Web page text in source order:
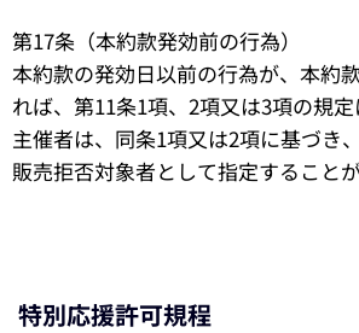
第17条（本約款発効前の行為）
本約款の発効日以前の行為が、本約
れば、第11条1項、2項又は3項の規定
主催者は、同条1項又は2項に基づき
販売拒否対象者として指定することが
特別応援許可規程